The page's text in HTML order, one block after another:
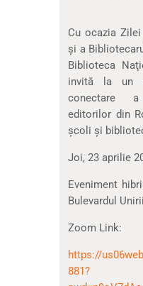
Cu ocazia
şi a
Biblioteca
invită la un
conectare
editorilor din
şcoli şi
Joi, 23 aprilie
Eveniment
Bulevardul
Zoom Link:
https://
881?